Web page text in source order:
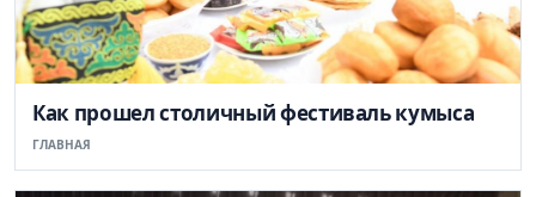
Как прошел столичный фестиваль кумыса
ГЛАВНАЯ